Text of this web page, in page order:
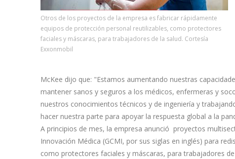
Otros de los proyectos de la empresa es fabricar rápidamente
equipos de protección personal reutilizables, como protectores
faciales y máscaras, para trabajadores de la salud. Cortesía
Exxonmobil
McKee dijo que: "Estamos aumentando nuestras
mantener sanos y seguros a los médicos, enfermeras y
nuestros conocimientos técnicos y de ingeniería y
hacer nuestra parte para apoyar la respuesta global a la
A principios de mes, la empresa anunció proyectos
Innovación Médica (GCMI, por sus siglas en inglés) para
como protectores faciales y máscaras, para trabajadores de